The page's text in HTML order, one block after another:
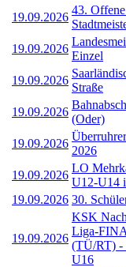
19.09.2026
43.
19.09.2026
Einzel
19.09.2026
Straße
19.09.2026
(Oder)
19.09.2026
2026
19.09.2026
LO
U12-U14
19.09.2026 30.
19.09.2026
KSK
Liga-
(TÜ/RT) -
U16